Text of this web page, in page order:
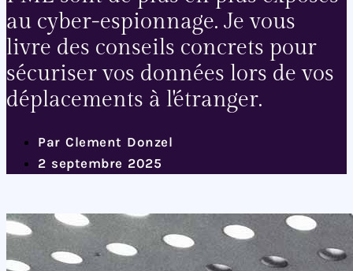
au cyber-espionnage. Je vous
livre des conseils concrets pour
sécuriser vos données lors de vos
déplacements à l'étranger.
Par Clement Donzel
2 septembre 2025